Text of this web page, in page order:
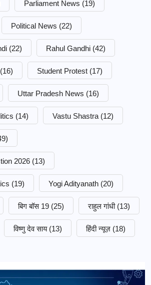
Parliament News (19)
Political News (22)
(22) Rahul Gandhi (42)
(16) Student Protest (17)
Uttar Pradesh News (16)
(14) Vastu Shastra (12)
2026 (13)
(19) Yogi Adityanath (20)
बिग बॉस 19 (25) राहुल गांधी (13)
विष्णु देव साय (13) हिंदी न्यूज़ (18)